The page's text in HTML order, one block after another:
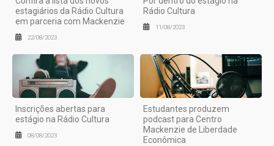
estagiários da Rádio Cultura
em parceria com Mackenzie
22/08/2023
Rádio Cultura
11/08/2023
Inscrições abertas para
estágio na Rádio Cultura
08/08/2023
Estudantes produzem
podcast para Centro
Mackenzie de Liberdade
Econômica